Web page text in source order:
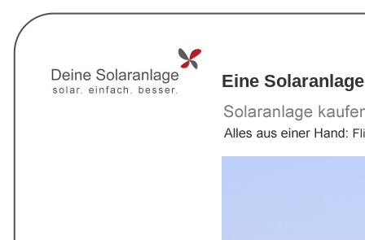
Eine